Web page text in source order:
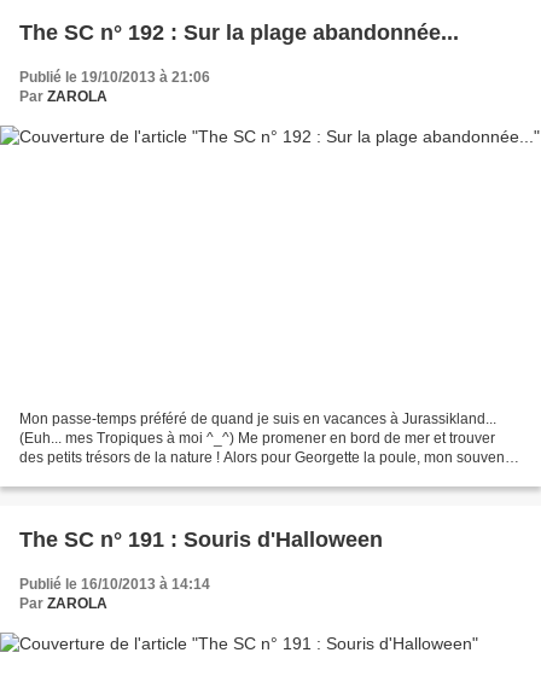
The SC n° 192 : Sur la plage abandonnée...
Publié le 19/10/2013 à 21:06
Par ZAROLA
Mon passe-temps préféré de quand je suis en vacances à Jurassikland...
(Euh... mes Tropiques à moi ^_^) Me promener en bord de mer et trouver
des petits trésors de la nature ! Alors pour Georgette la poule, mon souvenir
The SC n° 191 : Souris d'Halloween
Publié le 16/10/2013 à 14:14
Par ZAROLA